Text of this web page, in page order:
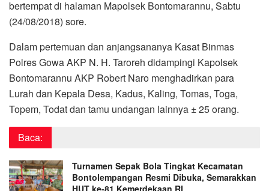
bertempat di halaman Mapolsek Bontomarannu, Sabtu
(24/08/2018) sore.
Dalam pertemuan dan anjangsananya Kasat Binmas
Polres Gowa AKP N. H. Taroreh didampingi Kapolsek
Bontomarannu AKP Robert Naro menghadirkan para
Lurah dan Kepala Desa, Kadus, Kaling, Tomas, Toga,
Topem, Todat dan tamu undangan lainnya ± 25 orang.
Baca:
Turnamen Sepak Bola Tingkat Kecamatan
Bontolempangan Resmi Dibuka, Semarakkan